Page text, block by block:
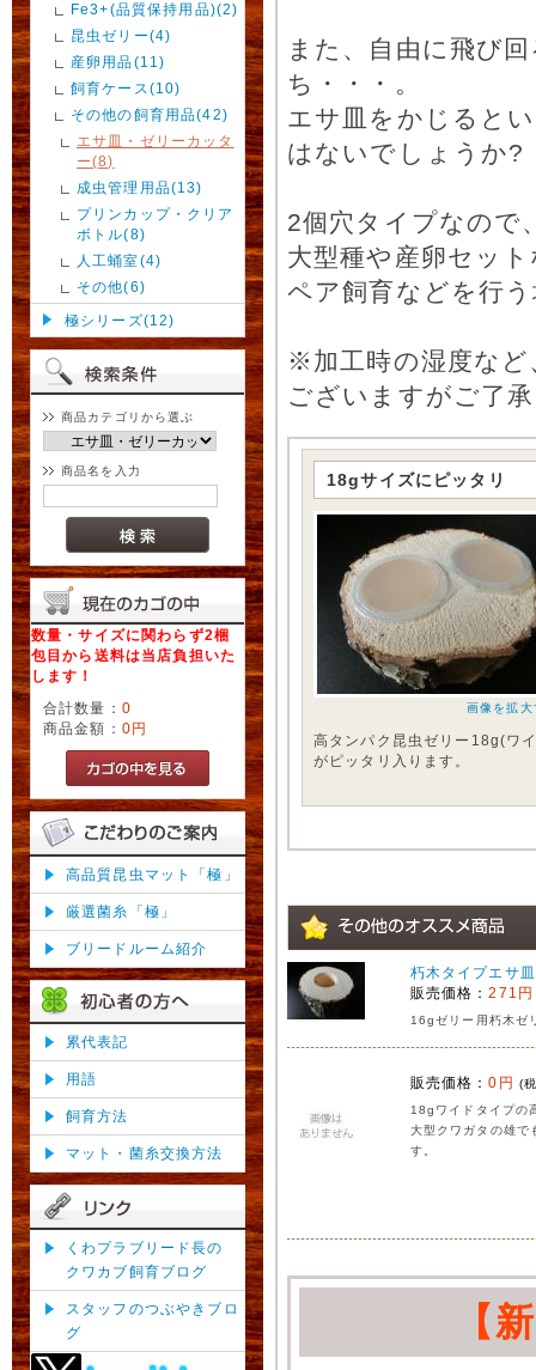
Fe3+(品質保持用品)(2)
昆虫ゼリー(4)
産卵用品(11)
飼育ケース(10)
その他の飼育用品(42)
エサ皿・ゼリーカッタ
ー(8)
成虫管理用品(13)
プリンカップ・クリア
ボトル(8)
人工蛹室(4)
その他(6)
極シリーズ(12)
商品カテゴリから選ぶ
商品名を入力
数量・サイズに関わらず2梱
包目から送料は当店負担いた
します！
合計数量： 0
商品金額： 0円
高品質昆虫マット「極」
厳選菌糸「極」
ブリードルーム紹介
累代表記
用語
飼育方法
マット・菌糸交換方法
くわプラブリード長の
クワカブ飼育ブログ
スタッフのつぶやきブロ
グ
また、自由に飛び
ち・・・。
エサ皿をかじると
はないでしょうか?
2個穴タイプなので
大型種や産卵セッ
ペア飼育などを行
※加工時の湿度など
ございますがご了
18gサイズにピッタリ
画像を拡大
高タンパク昆虫ゼリー18g(ワ
がピッタリ入ります。
朽木タイプエサ
販売価格：271円
16gゼリー用朽木ゼ
販売価格：0円 (
18gワイドタイプの
大型クワガタの雄で
す。
【